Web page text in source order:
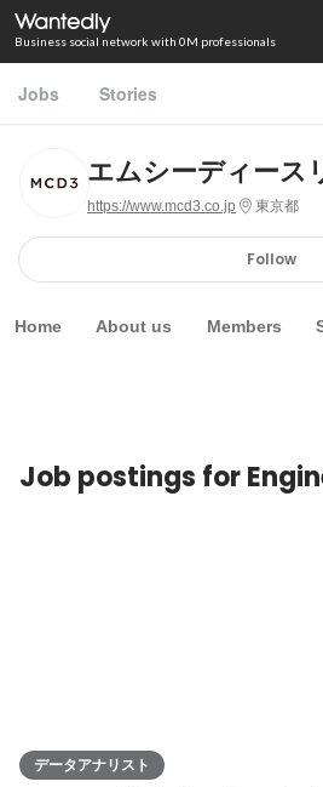
Business social network with 0M professionals
Jobs Stories
エムシーディース
https://www.mcd3.co.jp 東京都
Follow
Home About us Members
Job postings for
データアナリスト